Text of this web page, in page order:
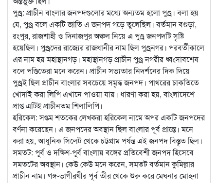
পুণ্ড্র: প্রাচীন বাংলার জনপদগুলোর মধ্যে অন্যতম হলো পুণ্ড্র। বলা হয়
যে, পুণ্ড্র বলে একটি জাতি এ জনপদ গড়ে তুলেছিল। বর্তমান বগুড়া,
রংপুর, রাজশাহী ও দিনাজপুর অঞ্চল নিয়ে এ পুণ্ড্র জনপদটি সৃষ্টি
হয়েছিল। পুণ্ড্রদের রাজ্যের রাজধানীর নাম ছিল পুণ্ড্রনগর। পরবর্তীকালে
এর নাম হয় মহাস্থানগড়। মহাস্থানগড় প্রাচীন পুণ্ড্র নগরীর ধ্বংসাবশেষ
বলে পণ্ডিতেরা মনে করেন। প্রাচীন সভ্যতার নিদর্শনের দিক দিয়ে
পুণ্ড্রই ছিল প্রাচীন বাংলার সবচেয়ে সমৃদ্ধ জনপদ। পাথরের চাকতিতে
খোদাই করা লিপি এখানে পাওয়া যায়। ধারণা করা হয়, বাংলাদেশে
প্রাপ্ত এটিই প্রাচীনতম শিলালিপি।
হরিকেল: সপ্তম শতকের লেখকরা হরিকেল নামে অপর একটি জনপদের
বর্ণনা করেছেন। এ জনপদের অবস্থান ছিল বাংলার পূর্ব প্রান্তে। মনে
করা হয়, আধুনিক সিলেট থেকে চট্টগ্রাম পর্যন্ত এই জনপদ বিস্তৃত ছিল।
সমতট: পূর্ব ও দক্ষিণ-পূর্ব বাংলায় বঙ্গের প্রতিবেশী জনপদ হিসেবে
সমতটের অবস্থান। কেউ কেউ মনে করেন, সমতট বর্তমান কুমিল্লার
প্রাচীন নাম। গঙ্গ-ভাগীরথীর পূর্ব তীর থেকে শুরু করে মেঘনার মোহনা